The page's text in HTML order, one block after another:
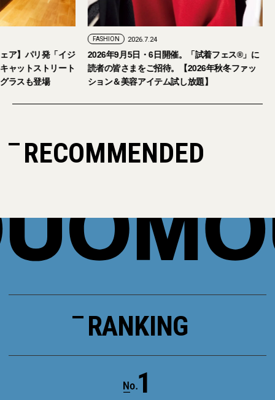
ア】パリ発「イジ
ャットストリート
ラスも登場
FASHION 2026.7.24
2026年9月5日・6日開催。「試着フェス®︎」に
読者の皆さまをご招待。【2026年秋冬ファッ
ション＆美容アイテム試し放題】
RECOMMENDED
RANKING
1